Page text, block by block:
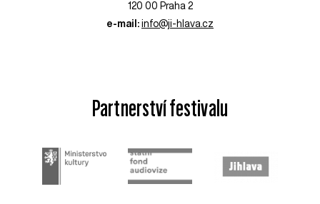
120 00 Praha 2
e-mail: info@ji-hlava.cz
Partnerství festivalu